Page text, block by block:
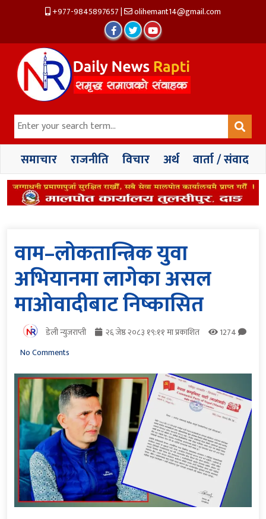
+977-9845897657| olihemant14@gmail.com
समाचार राजनीति विचार अर्थ वार्ता / संवाद
वाम–लोकतान्त्रिक युवा
अभियानमा लागेका असल
माओवादीबाट निष्कासित
डेली न्युजराप्ती २६ जेष्ठ २०८३ १९:११ मा प्रकाशित
1274
No Comments